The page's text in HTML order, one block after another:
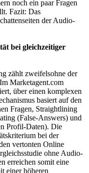
noch ein paar Fragen
Fazit: Das
der Audio-
bei gleichzeitiger
zählt zweifelsohne der
Marketagent.com
über einen komplexen
basiert auf den
Fragen, Straightlining
(False-Answers) und
Profil-Daten). Die
bei der
vertonten Online
ohne Audio-
erreichen somit eine
einer höheren